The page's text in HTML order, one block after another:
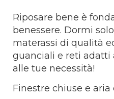
Riposare bene è
benessere. Dormi
materassi di qualità
guanciali e reti adatti
alle tue necessità!
Finestre chiuse e aria